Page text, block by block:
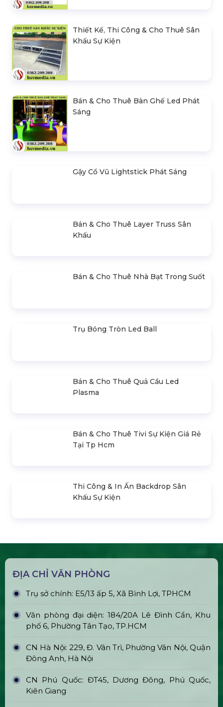
Thiết Kế, Thi Công & Cho Thuê Sân
Khấu Sự Kiện
Bán & Cho Thuê Bàn Ghế Led Phát
Sáng
Gậy Cổ Vũ Lightstick Phát Sáng
Trụ Bóng Tròn Led Ball
Tại Tp Hcm
Thi Công & In Ấn Backdrop Sân
Khấu Sự Kiện